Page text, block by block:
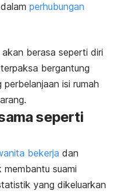
perhubungan
berasa seperti diri
bergantung
isi rumah
seperti
bekerja dan
membantu suami
yang dikeluarkan